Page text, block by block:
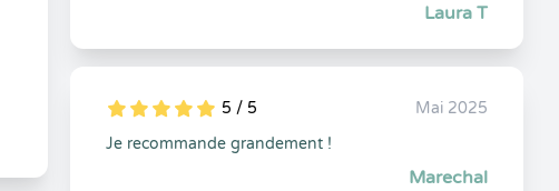
Laura T
5
1
5
0 5 / 5
Mai 2025
Je recommande grandement !
Marechal